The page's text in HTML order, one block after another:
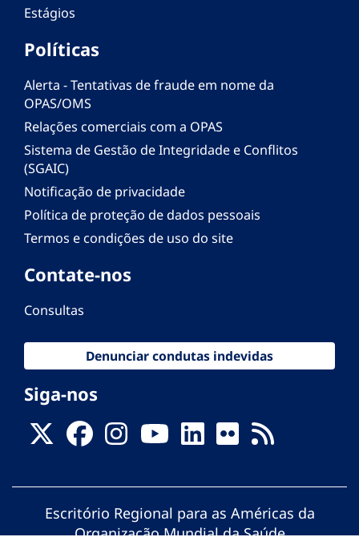
Estágios
Políticas
Alerta - Tentativas de fraude em nome da
OPAS/OMS
Relações comerciais com a OPAS
Sistema de Gestão de Integridade e Conflitos
(SGAIC)
Notificação de privacidade
Política de proteção de dados pessoais
Termos e condições de uso do site
Contate-nos
Consultas
Denunciar condutas indevidas
Siga-nos
Escritório Regional para as Américas da
Organização Mundial da Saúde